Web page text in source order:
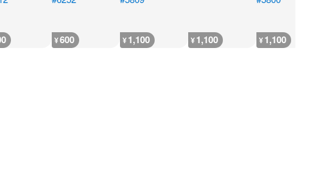
¥600 ¥1,100 ¥1,100 ¥1,100